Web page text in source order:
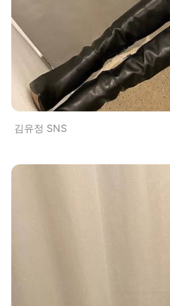
김유정 SNS